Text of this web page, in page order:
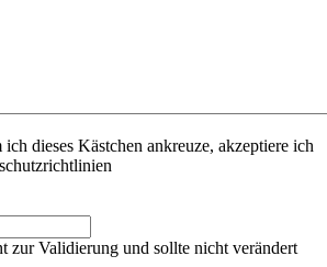
ich dieses Kästchen ankreuze, akzeptiere ich
zur Validierung und sollte nicht verändert